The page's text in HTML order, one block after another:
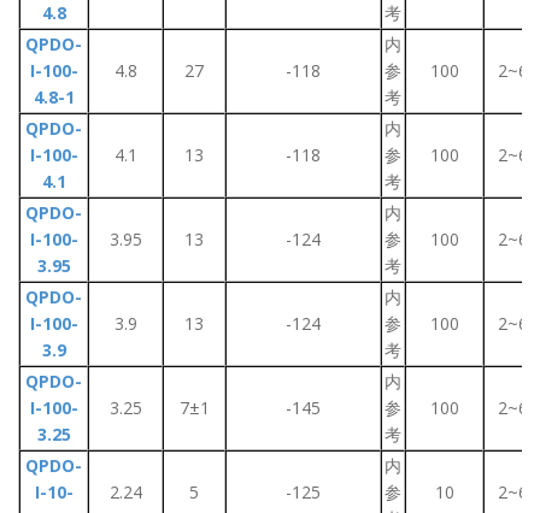
4.8
考
QPDO-
I-100-
4.8-1
4.8 27 -118
内
参
考
100 2~6
QPDO-
I-100-
4.1
4.1 13 -118
内
参
考
100 2~6
QPDO-
I-100-
3.95
3.95 13 -124
内
参
考
100 2~6
QPDO-
I-100-
3.9
3.9 13 -124
内
参
考
100 2~6
QPDO-
I-100-
3.25
3.25 7±1 -145
内
参
考
100 2~6
QPDO-
I-10-
2.24 5 -125
内
参
10 2~6